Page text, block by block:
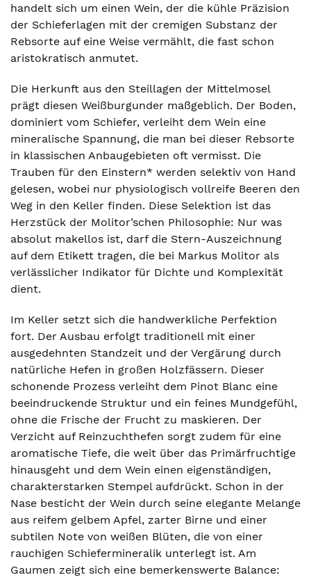
handelt sich um einen Wein, der die kühle Präzision
der Schieferlagen mit der cremigen Substanz der
Rebsorte auf eine Weise vermählt, die fast schon
aristokratisch anmutet.
Die Herkunft aus den Steillagen der Mittelmosel
prägt diesen Weißburgunder maßgeblich. Der Boden,
dominiert vom Schiefer, verleiht dem Wein eine
mineralische Spannung, die man bei dieser Rebsorte
in klassischen Anbaugebieten oft vermisst. Die
Trauben für den Einstern* werden selektiv von Hand
gelesen, wobei nur physiologisch vollreife Beeren den
Weg in den Keller finden. Diese Selektion ist das
Herzstück der Molitor’schen Philosophie: Nur was
absolut makellos ist, darf die Stern-Auszeichnung
auf dem Etikett tragen, die bei Markus Molitor als
verlässlicher Indikator für Dichte und Komplexität
dient.
Im Keller setzt sich die handwerkliche Perfektion
fort. Der Ausbau erfolgt traditionell mit einer
ausgedehnten Standzeit und der Vergärung durch
natürliche Hefen in großen Holzfässern. Dieser
schonende Prozess verleiht dem Pinot Blanc eine
beeindruckende Struktur und ein feines Mundgefühl,
ohne die Frische der Frucht zu maskieren. Der
Verzicht auf Reinzuchthefen sorgt zudem für eine
aromatische Tiefe, die weit über das Primärfruchtige
hinausgeht und dem Wein einen eigenständigen,
charakterstarken Stempel aufdrückt. Schon in der
Nase besticht der Wein durch seine elegante Melange
aus reifem gelbem Apfel, zarter Birne und einer
subtilen Note von weißen Blüten, die von einer
rauchigen Schiefermineralik unterlegt ist. Am
Gaumen zeigt sich eine bemerkenswerte Balance: